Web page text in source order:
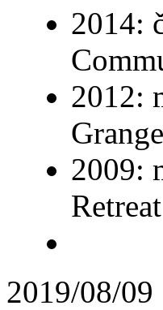
2014:
2012:
2009:
2019/08/09